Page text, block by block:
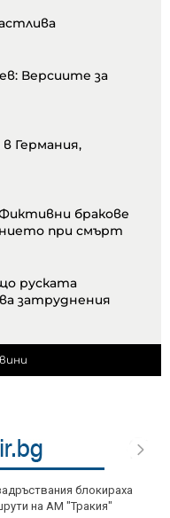
Версиите за
Германия,
бракове
при смърт
руската
затруднения
блокираха
на АМ "Тракия"